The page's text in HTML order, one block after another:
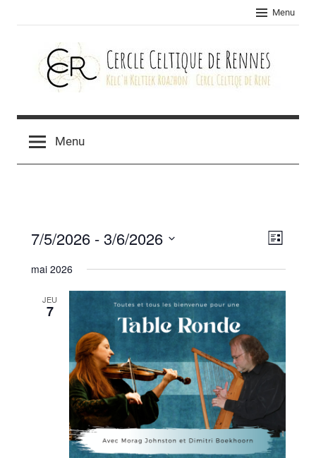
Menu
Cercle
celtique
Menu
par
Liste
7/5/2026 - 3/6/2026
date.
mai 2026
JEU
7